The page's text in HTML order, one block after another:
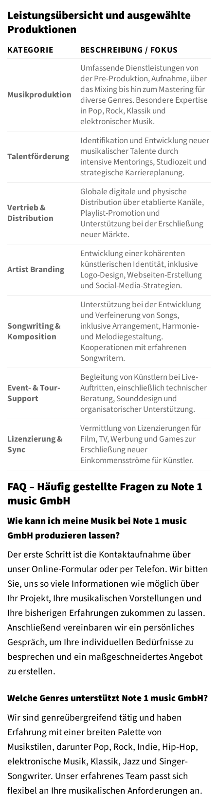
Leistungsübersicht und ausgewählte
Produktionen
KATEGORIE BESCHREIBUNG / FOKUS
Musikproduktion
Umfassende Dienstleistungen von
der Pre-Produktion, Aufnahme, über
das Mixing bis hin zum Mastering für
diverse Genres. Besondere Expertise
in Pop, Rock, Klassik und
elektronischer Musik.
Talentförderung
Identifikation und Entwicklung neuer
musikalischer Talente durch
intensive Mentorings, Studiozeit und
strategische Karriereplanung.
Vertrieb &
Distribution
Globale digitale und physische
Distribution über etablierte Kanäle,
Playlist-Promotion und
Unterstützung bei der Erschließung
neuer Märkte.
Artist Branding
Entwicklung einer kohärenten
künstlerischen Identität, inklusive
Logo-Design, Webseiten-Erstellung
und Social-Media-Strategien.
Songwriting &
Komposition
Unterstützung bei der Entwicklung
und Verfeinerung von Songs,
inklusive Arrangement, Harmonie-
und Melodiegestaltung.
Kooperationen mit erfahrenen
Songwritern.
Event- & Tour-
Support
Begleitung von Künstlern bei Live-
Auftritten, einschließlich technischer
Beratung, Sounddesign und
organisatorischer Unterstützung.
Lizenzierung &
Sync
Vermittlung von Lizenzierungen für
Film, TV, Werbung und Games zur
Erschließung neuer
Einkommensströme für Künstler.
FAQ – Häufig gestellte Fragen zu Note 1
music GmbH
Wie kann ich meine Musik bei Note 1 music
GmbH produzieren lassen?
Der erste Schritt ist die Kontaktaufnahme über
unser Online-Formular oder per Telefon. Wir bitten
Sie, uns so viele Informationen wie möglich über
Ihr Projekt, Ihre musikalischen Vorstellungen und
Ihre bisherigen Erfahrungen zukommen zu lassen.
Anschließend vereinbaren wir ein persönliches
Gespräch, um Ihre individuellen Bedürfnisse zu
besprechen und ein maßgeschneidertes Angebot
zu erstellen.
Welche Genres unterstützt Note 1 music GmbH?
Wir sind genreübergreifend tätig und haben
Erfahrung mit einer breiten Palette von
Musikstilen, darunter Pop, Rock, Indie, Hip-Hop,
elektronische Musik, Klassik, Jazz und Singer-
Songwriter. Unser erfahrenes Team passt sich
flexibel an Ihre musikalischen Anforderungen an.